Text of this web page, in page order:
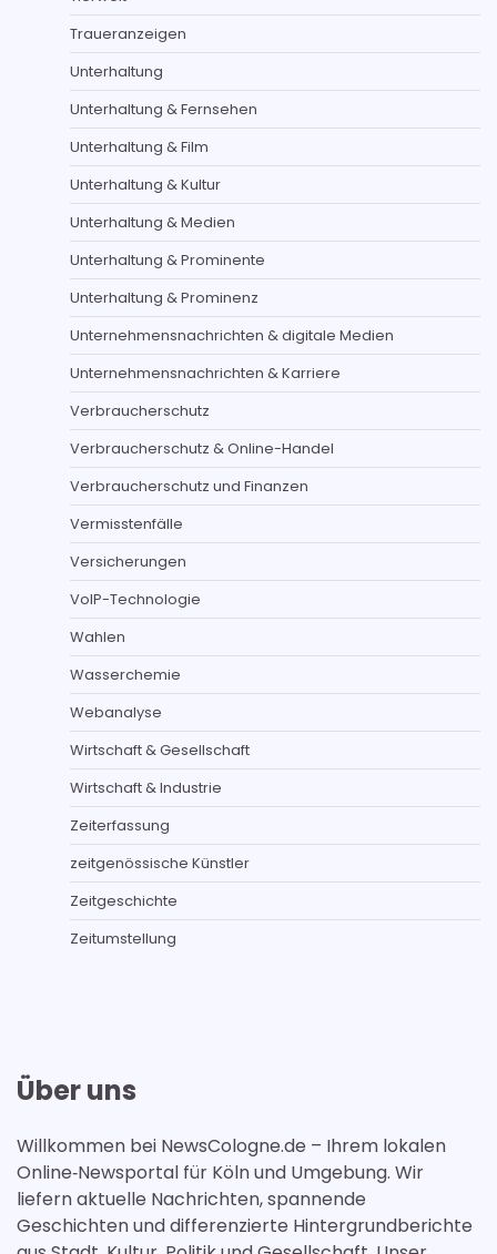
Traueranzeigen
Unterhaltung
Unterhaltung & Fernsehen
Unterhaltung & Film
Unterhaltung & Kultur
Unterhaltung & Medien
Unterhaltung & Prominente
Unterhaltung & Prominenz
Unternehmensnachrichten & digitale Medien
Unternehmensnachrichten & Karriere
Verbraucherschutz
Verbraucherschutz & Online-Handel
Verbraucherschutz und Finanzen
Vermisstenfälle
Versicherungen
VoIP-Technologie
Wahlen
Wasserchemie
Webanalyse
Wirtschaft & Gesellschaft
Wirtschaft & Industrie
Zeiterfassung
zeitgenössische Künstler
Zeitgeschichte
Zeitumstellung
Über uns
Willkommen bei NewsCologne.de – Ihrem lokalen
Online‑Newsportal für Köln und Umgebung. Wir
liefern aktuelle Nachrichten, spannende
Geschichten und differenzierte Hintergrundberichte